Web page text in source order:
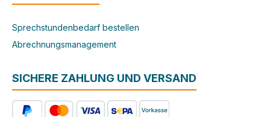
Sprechstundenbedarf bestellen
Abrechnungsmanagement
SICHERE ZAHLUNG UND VERSAND